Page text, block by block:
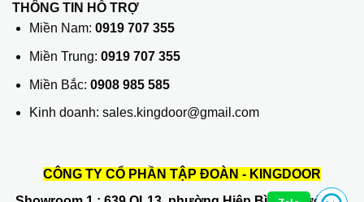
THÔNG TIN HỖ TRỢ
Miền Nam: 0919 707 355
Miền Trung: 0919 707 355
Miền Bắc: 0908 985 585
Kinh doanh: sales.kingdoor@gmail.com
CÔNG TY CỔ PHẦN TẬP ĐOÀN - KINGDOOR